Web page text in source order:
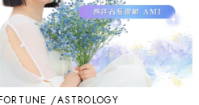
ASTROLOGY